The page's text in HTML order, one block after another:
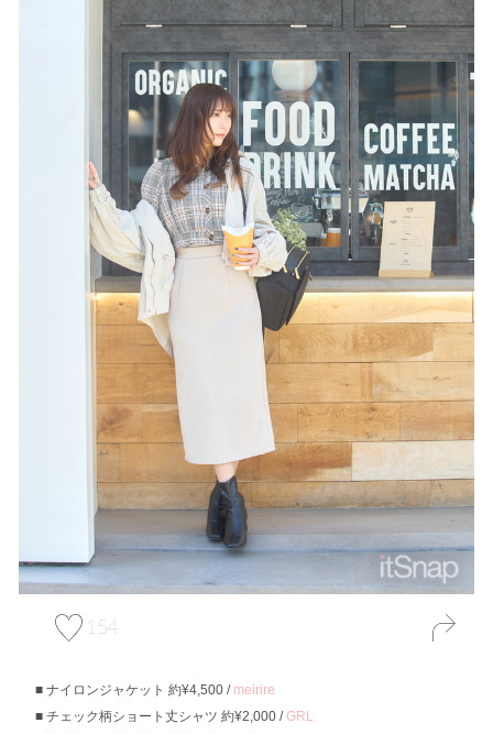
154
ナイロンジャケット 約¥4,500 / meirire
チェック柄ショート丈シャツ 約¥2,000 /GRL